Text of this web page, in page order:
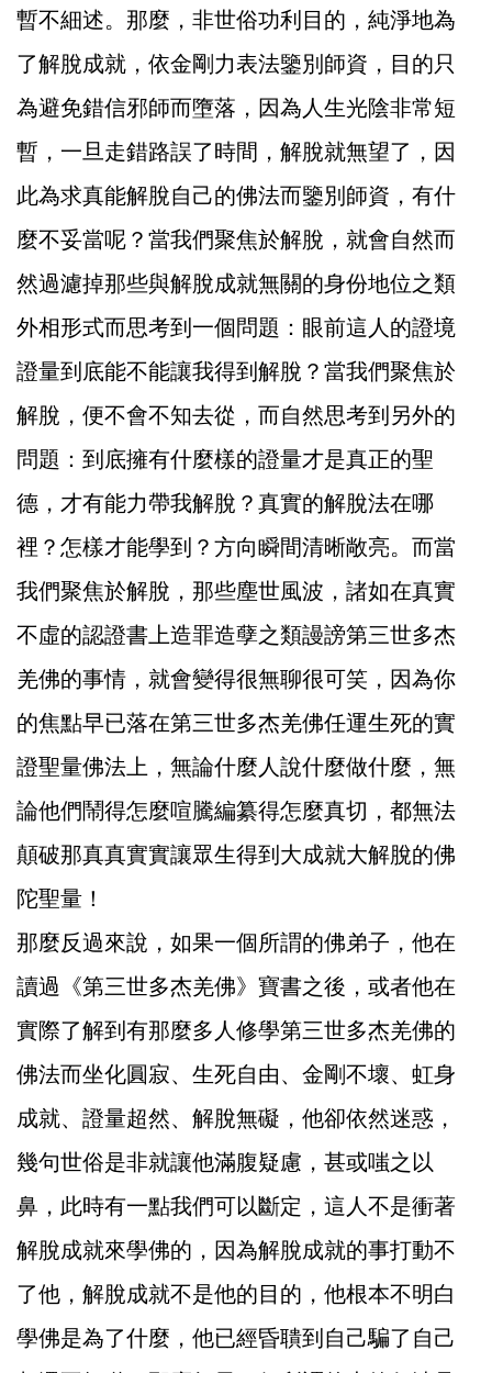
暫不細述。那麼，非世俗功利目的，純淨地為
了解脫成就，依金剛力表法鑒別師資，目的只
為避免錯信邪師而墮落，因為人生光陰非常短
暫，一旦走錯路誤了時間，解脫就無望了，因
此為求真能解脫自己的佛法而鑒別師資，有什
麼不妥當呢？當我們聚焦於解脫，就會自然而
然過濾掉那些與解脫成就無關的身份地位之類
外相形式而思考到一個問題：眼前這人的證境
證量到底能不能讓我得到解脫？當我們聚焦於
解脫，便不會不知去從，而自然思考到另外的
問題：到底擁有什麼樣的證量才是真正的聖
德，才有能力帶我解脫？真實的解脫法在哪
裡？怎樣才能學到？方向瞬間清晰敞亮。而當
我們聚焦於解脫，那些塵世風波，諸如在真實
不虛的認證書上造罪造孽之類謾謗第三世多杰
羌佛的事情，就會變得很無聊很可笑，因為你
的焦點早已落在第三世多杰羌佛任運生死的實
證聖量佛法上，無論什麼人說什麼做什麼，無
論他們鬧得怎麼喧騰編纂得怎麼真切，都無法
顛破那真真實實讓眾生得到大成就大解脫的佛
陀聖量！
那麼反過來說，如果一個所謂的佛弟子，他在
讀過《第三世多杰羌佛》寶書之後，或者他在
實際了解到有那麼多人修學第三世多杰羌佛的
佛法而坐化圓寂、生死自由、金剛不壞、虹身
成就、證量超然、解脫無礙，他卻依然迷惑，
幾句世俗是非就讓他滿腹疑慮，甚或嗤之以
鼻，此時有一點我們可以斷定，這人不是衝著
解脫成就來學佛的，因為解脫成就的事打動不
了他，解脫成就不是他的目的，他根本不明白
學佛是為了什麼，他已經昏聵到自己騙了自己